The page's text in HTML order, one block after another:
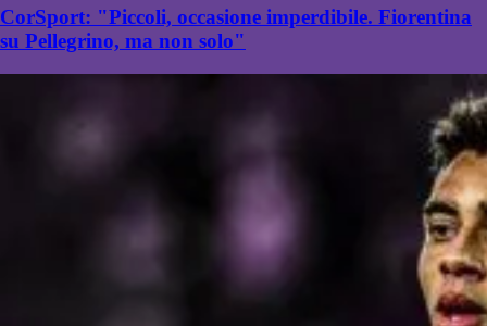
CorSport: "Piccoli, occasione imperdibile. Fiorentina
su Pellegrino, ma non solo"